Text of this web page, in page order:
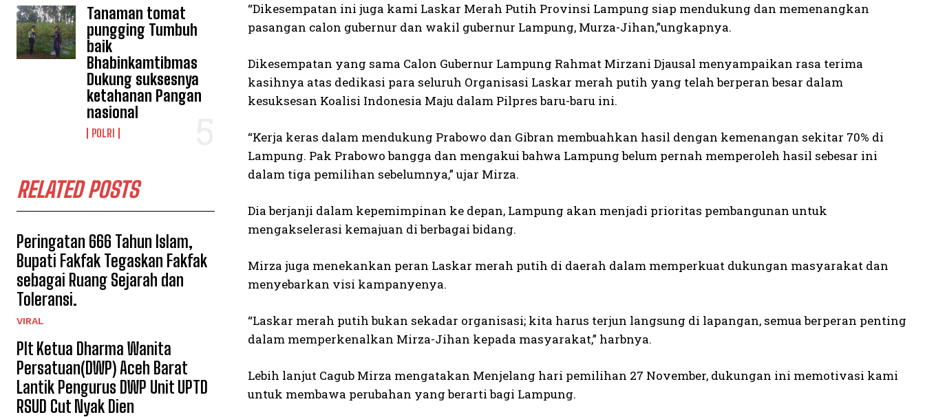
Tanaman tomat
pungging Tumbuh
baik
Bhabinkamtibmas
Dukung suksesnya
ketahanan Pangan
nasional
POLRI
RELATED POSTS
Peringatan 666 Tahun Islam,
Bupati Fakfak Tegaskan Fakfak
sebagai Ruang Sejarah dan
Toleransi.
VIRAL
Plt Ketua Dharma Wanita
Persatuan(DWP) Aceh Barat
Lantik Pengurus DWP Unit UPTD
RSUD Cut Nyak Dien
“Dikesempatan ini juga kami Laskar Merah Putih Provinsi Lampung siap mendukung dan memenangkan
pasangan calon gubernur dan wakil gubernur Lampung, Murza-Jihan,”ungkapnya.
Dikesempatan yang sama Calon Gubernur Lampung Rahmat Mirzani Djausal menyampaikan rasa terima
kasihnya atas dedikasi para seluruh Organisasi Laskar merah putih yang telah berperan besar dalam
kesuksesan Koalisi Indonesia Maju dalam Pilpres baru-baru ini.
“Kerja keras dalam mendukung Prabowo dan Gibran membuahkan hasil dengan kemenangan sekitar 70% di
Lampung. Pak Prabowo bangga dan mengakui bahwa Lampung belum pernah memperoleh hasil sebesar ini
dalam tiga pemilihan sebelumnya,” ujar Mirza.
Dia berjanji dalam kepemimpinan ke depan, Lampung akan menjadi prioritas pembangunan untuk
mengakselerasi kemajuan di berbagai bidang.
Mirza juga menekankan peran Laskar merah putih di daerah dalam memperkuat dukungan masyarakat dan
menyebarkan visi kampanyenya.
“Laskar merah putih bukan sekadar organisasi; kita harus terjun langsung di lapangan, semua berperan penting
dalam memperkenalkan Mirza-Jihan kepada masyarakat,” harbnya.
Lebih lanjut Cagub Mirza mengatakan Menjelang hari pemilihan 27 November, dukungan ini memotivasi kami
untuk membawa perubahan yang berarti bagi Lampung.